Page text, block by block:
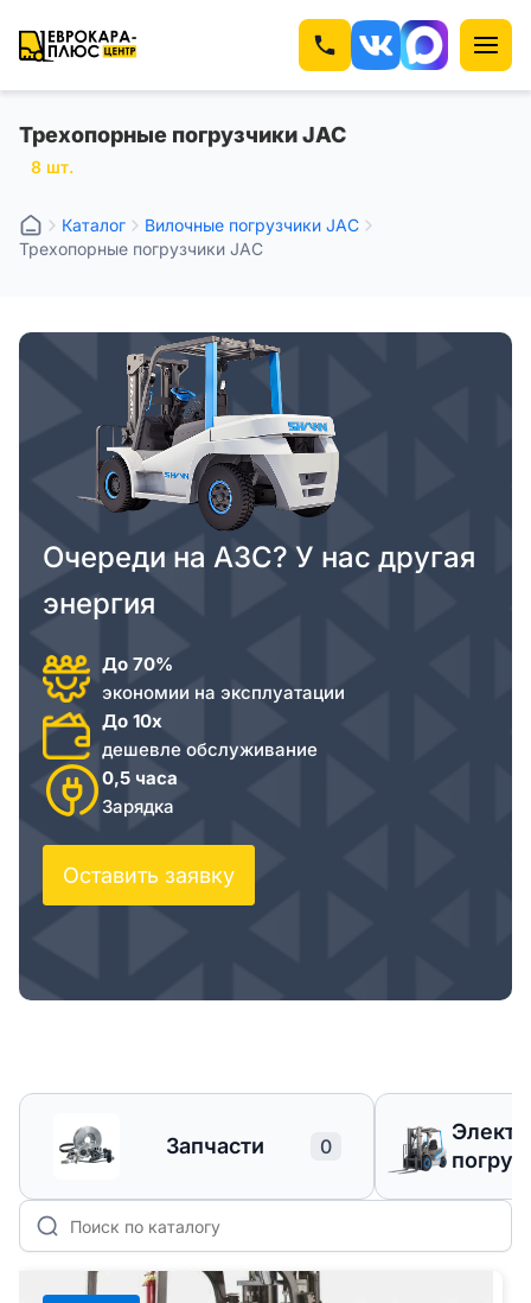
Трехопорные погрузчики JAC
8 шт.
Каталог
Вилочные погрузчики JAC
Трехопорные погрузчики JAC
Очереди на АЗС? У нас другая
энергия
До 70%
экономии на эксплуатации
До 10х
дешевле обслуживание
0,5 часа
Зарядка
Оставить заявку
Запчасти 0